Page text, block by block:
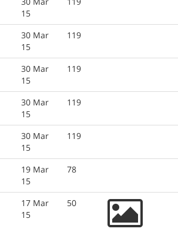
15
30 Mar
15
119
30 Mar
15
119
30 Mar
15
119
30 Mar
15
119
19 Mar
15
78
17 Mar
15
50